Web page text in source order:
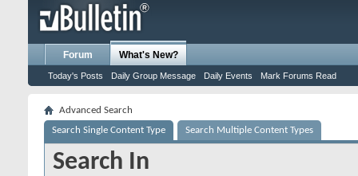
Forum What's New?
Today's Posts Daily Group Message Daily Events Mark Forums Read
Advanced Search
Search Single Content Type
Search Multiple Content Types
Search In